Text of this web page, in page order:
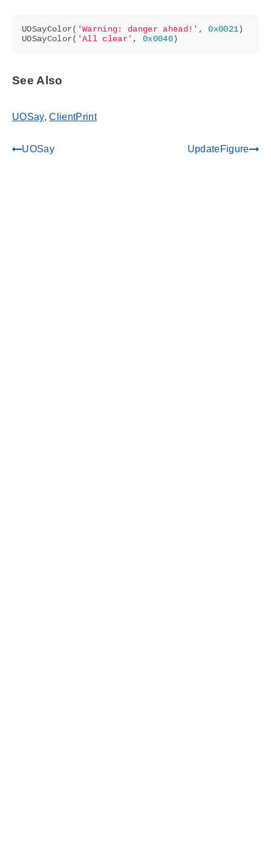
UOSayColor( 'Warning: danger ahead!' , 0x0021)
UOSayColor( 'All clear' , 0x0040)
See Also
UOSay,ClientPrint
gdoc_arrow_left_altUOSay UpdateFiguregdoc_arrow_right_alt